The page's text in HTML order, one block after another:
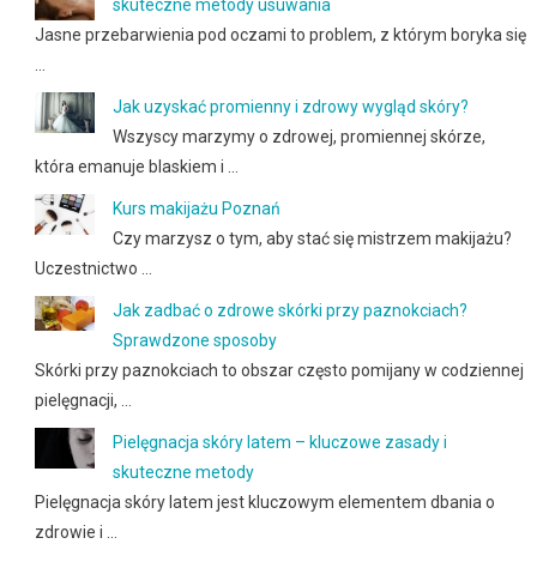
skuteczne metody usuwania
Jasne przebarwienia pod oczami to problem, z którym boryka się
…
Jak uzyskać promienny i zdrowy wygląd skóry?
Wszyscy marzymy o zdrowej, promiennej skórze,
która emanuje blaskiem i …
Kurs makijażu Poznań
Czy marzysz o tym, aby stać się mistrzem makijażu?
Uczestnictwo …
Jak zadbać o zdrowe skórki przy paznokciach?
Sprawdzone sposoby
Skórki przy paznokciach to obszar często pomijany w codziennej
pielęgnacji, …
Pielęgnacja skóry latem – kluczowe zasady i
skuteczne metody
Pielęgnacja skóry latem jest kluczowym elementem dbania o
zdrowie i …